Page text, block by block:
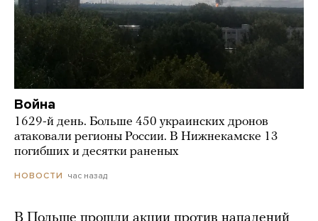
Война
1629-й день. Больше 450 украинских дронов
атаковали регионы России. В Нижнекамске 13
погибших и десятки раненых
НОВОСТИ час назад
В Польше прошли акции против нападений